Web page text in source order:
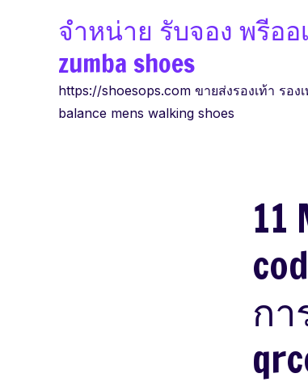
จำหน่าย รับจอง พรีออ
zumba shoes
https://shoesops.com ขายส่งรองเท้า รอ
balance mens walking shoes
11
กา